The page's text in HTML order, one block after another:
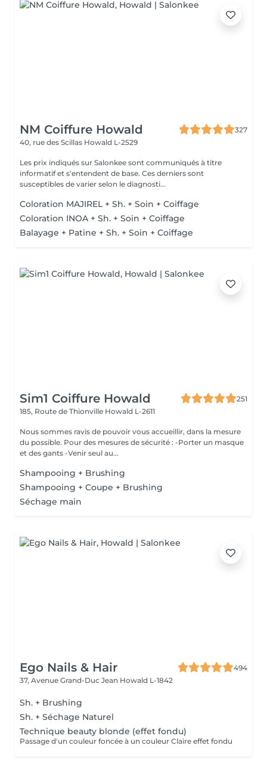
NM Coiffure Howald
327
40, rue des Scillas Howald L-2529
Les prix indiqués sur Salonkee sont communiqués à titre
informatif et s'entendent de base. Ces derniers sont
susceptibles de varier selon le diagnosti...
Coloration MAJIREL + Sh. + Soin + Coiffage
Coloration INOA + Sh. + Soin + Coiffage
Balayage + Patine + Sh. + Soin + Coiffage
Sim1 Coiffure Howald
251
185, Route de Thionville Howald L-2611
Nous sommes ravis de pouvoir vous accueillir, dans la mesure
du possible. Pour des mesures de sécurité : -Porter un masque
et des gants -Venir seul au...
Shampooing + Brushing
Shampooing + Coupe + Brushing
Séchage main
Ego Nails & Hair
494
37, Avenue Grand-Duc Jean Howald L-1842
Sh. + Brushing
Sh. + Séchage Naturel
Technique beauty blonde (effet fondu)
Passage d'un couleur foncée à un couleur Claire effet fondu